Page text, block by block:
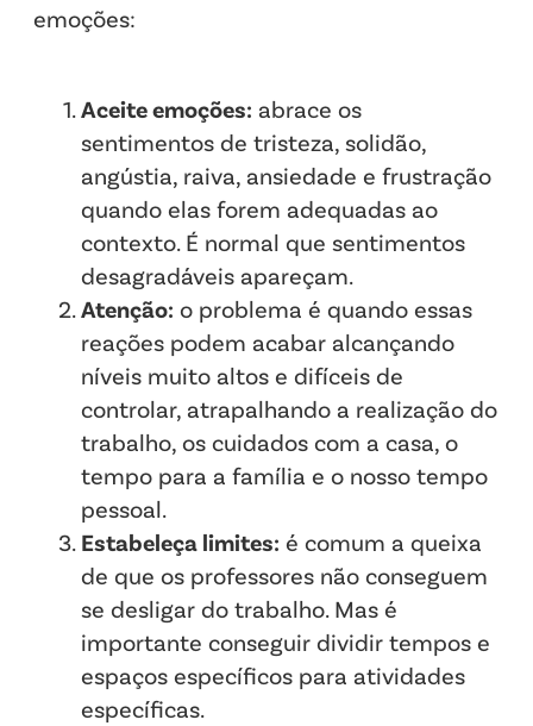
emoções:
Aceite emoções: abrace os
sentimentos de tristeza, solidão,
angústia, raiva, ansiedade e frustração
quando elas forem adequadas ao
contexto. É normal que sentimentos
desagradáveis apareçam.
Atenção: o problema é quando essas
reações podem acabar alcançando
níveis muito altos e difíceis de
controlar, atrapalhando a realização do
trabalho, os cuidados com a casa, o
tempo para a família e o nosso tempo
pessoal.‍
Estabeleça limites: é comum a queixa
de que os professores não conseguem
se desligar do trabalho. Mas é
importante conseguir dividir tempos e
espaços específicos para atividades
específicas.‍